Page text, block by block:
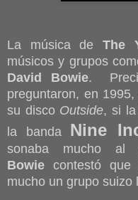
La música de The
músicos y grupos
David Bowie.
preguntaron, en
su disco Outside, si la
la banda Nine
sonaba mucho
Bowie contestó
mucho un grupo suizo